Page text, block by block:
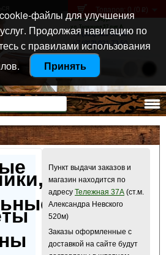
Санкт-Петербург
ул. Тележная 37 лит А
+7 (911) 021-04-08
+7 (812) 921-73-50
Товаров: 0 (0 p )
Пункт выдачи заказов и
магазин находится по
адресу Тележная 37А (ст.м.
Александра Невского
520м)
Заказы оформленные с
доставкой на сайте будут
файлы для улучшения
Продолжая навигацию по
с правилами использования
Принять